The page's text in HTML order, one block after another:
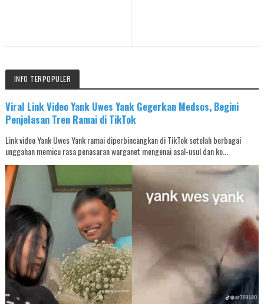
INFO TERPOPULER
Viral Link Video Yank Uwes Yank Gegerkan Medsos, Begini
Penjelasan Tren Ramai di TikTok
Link video Yank Uwes Yank ramai diperbincangkan di TikTok setelah berbagai
unggahan memicu rasa penasaran warganet mengenai asal-usul dan ko...